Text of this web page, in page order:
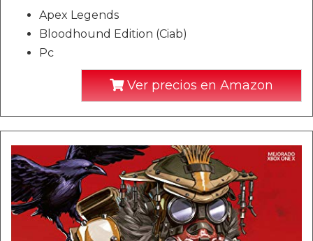
Apex Legends
Bloodhound Edition (Ciab)
Pc
Ver precios en Amazon